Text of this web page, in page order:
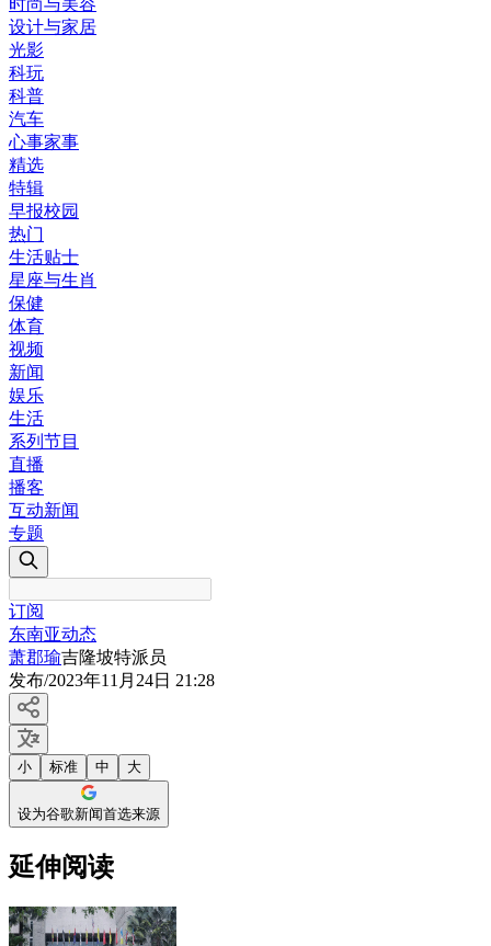
时尚与美容
设计与家居
光影
科玩
科普
汽车
心事家事
精选
特辑
早报校园
热门
生活贴士
星座与生肖
保健
体育
视频
新闻
娱乐
生活
系列节目
直播
播客
互动新闻
专题
订阅
东南亚动态
萧郡瑜吉隆坡特派员
发布/2023年11月24日 21:28
小 标准 中 大
设为谷歌新闻首选来源
延伸阅读